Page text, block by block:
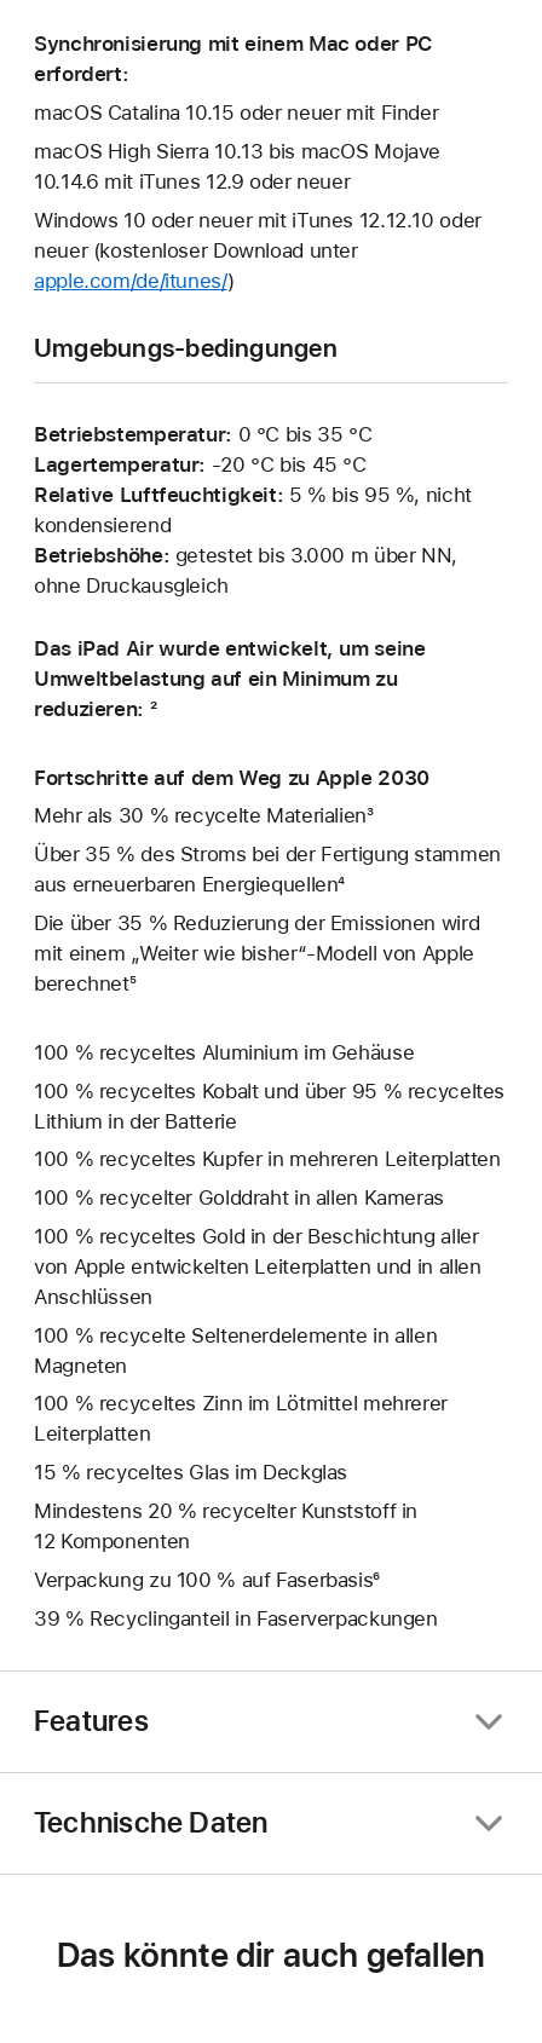
Synchronisierung mit einem Mac oder PC
erfordert:
macOS Catalina 10.15 oder neuer mit Finder
macOS High Sierra 10.13 bis macOS Mojave
10.14.6 mit iTunes 12.9 oder neuer
Windows 10 oder neuer mit iTunes 12.12.10 oder
neuer (kostenloser Download unter
apple.com/de/itunes/)
Umgebungs-bedingungen
Betriebstemperatur: 0 °C bis 35 °C
Lagertemperatur: ‑20 °C bis 45 °C
Relative Luftfeuchtigkeit: 5 % bis 95 %, nicht
kondensierend
Betriebshöhe: getestet bis 3.000 m über NN,
ohne Druckausgleich
Das iPad Air wurde entwickelt, um seine
Umweltbelastung auf ein Minimum zu
reduzieren: ²
Fortschritte auf dem Weg zu Apple 2030
Mehr als 30 % recycelte Materialien³
Über 35 % des Stroms bei der Fertigung stammen
aus erneuerbaren Energiequellen⁴
Die über 35 % Reduzierung der Emissionen wird
mit einem „Weiter wie bisher“-Modell von Apple
berechnet⁵
100 % recyceltes Aluminium im Gehäuse
100 % recyceltes Kobalt und über 95 % recyceltes
Lithium in der Batterie
100 % recyceltes Kupfer in mehreren Leiterplatten
100 % recycelter Golddraht in allen Kameras
100 % recyceltes Gold in der Beschichtung aller
von Apple entwickelten Leiterplatten und in allen
Anschlüssen
100 % recycelte Seltenerd­elemente in allen
Magneten
100 % recyceltes Zinn im Lötmittel mehrerer
Leiterplatten
15 % recyceltes Glas im Deckglas
Mindestens 20 % recycelter Kunststoff in
12 Komponenten
Verpackung zu 100 % auf Faserbasis⁶
39 % Recyclinganteil in Faserverpackungen
Features
Technische Daten
Das könnte dir auch gefallen